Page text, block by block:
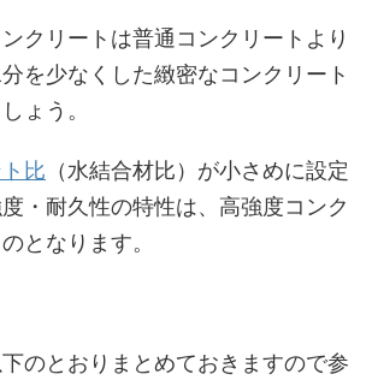
クリートは普通コンクリートより
を少なくした緻密なコンクリート
ょう。
比 （水結合材比）が小さめに設定
・耐久性の特性は、高強度コンク
となります。
のとおりまとめておきますので参